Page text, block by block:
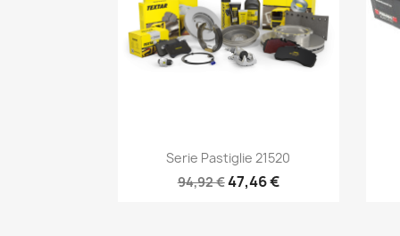
 Anteprima
Serie Pastiglie 21520
94,92 €47,46 €